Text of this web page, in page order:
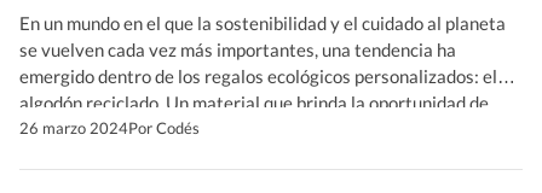
En un mundo en el que la sostenibilidad y el cuidado al planeta
se vuelven cada vez más importantes, una tendencia ha
emergido dentro de los regalos ecológicos personalizados: el
algodón reciclado. Un material que brinda la oportunidad de
crear textil publicitario, respetando al ambiente. La magia
26 marzo 2024Por Codés